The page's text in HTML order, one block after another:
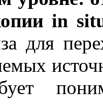
in
для